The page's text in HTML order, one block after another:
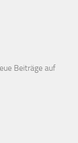
Beiträge auf